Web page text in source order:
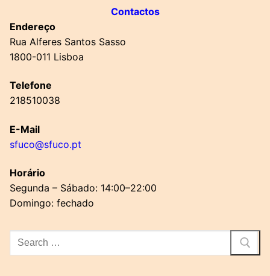
Contactos
Endereço
Rua Alferes Santos Sasso
1800-011 Lisboa
Telefone
218510038
E-Mail
sfuco@sfuco.pt
Horário
Segunda – Sábado: 14:00–22:00
Domingo: fechado
Pesquisar
por: